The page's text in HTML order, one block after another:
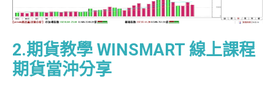
2.期貨教學 WINSMART 線上課程
期貨當沖分享